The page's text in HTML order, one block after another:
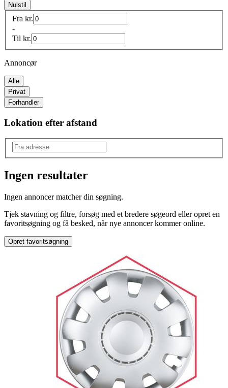
Nulstil
Fra kr.
-
Til kr.
Annoncør
Alle
Privat
Forhandler
Lokation efter afstand
Navkapsler
Ingen resultater
Ingen annoncer matcher din søgning.
Tjek stavning og filtre, forsøg med et bredere søgeord eller opret en
favoritsøgning og få besked, når nye annoncer kommer online.
Opret favoritsøgning